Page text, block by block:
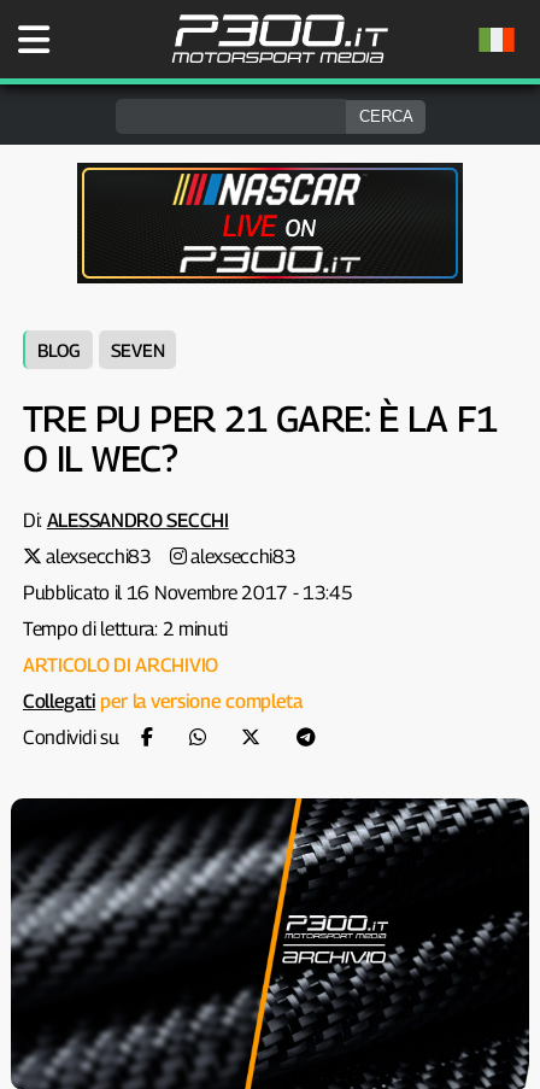
BLOG SEVEN
TRE PU PER 21 GARE: È LA F1
O IL WEC?
Di: ALESSANDRO SECCHI
alexsecchi83
alexsecchi83
Pubblicato il 16 Novembre 2017 - 13:45
Tempo di lettura: 2 minuti
ARTICOLO DI ARCHIVIO
Collegati per la versione completa
Condividi su